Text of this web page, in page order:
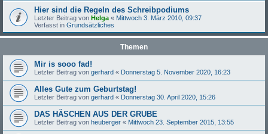
Hier sind die Regeln des Schreibpodiums
Letzter Beitrag von Helga « Mittwoch 3. März 2010, 09:37
Verfasst in Grundsätzliches
Themen
Mir is sooo fad!
Letzter Beitrag von gerhard « Donnerstag 5. November 2020, 16:23
Alles Gute zum Geburtstag!
Letzter Beitrag von gerhard « Donnerstag 30. April 2020, 15:26
DAS HÄSCHEN AUS DER GRUBE
Letzter Beitrag von heuberger « Mittwoch 23. September 2015, 13:55